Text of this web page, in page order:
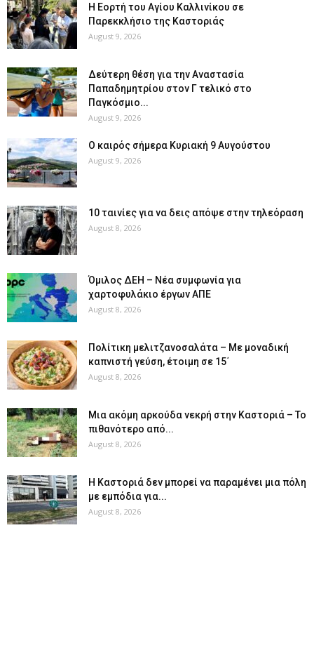
H Εορτή του Αγίου Καλλινίκου σε
Παρεκκλήσιο της Καστοριάς
August 9, 2026
Δεύτερη θέση για την Αναστασία
Παπαδημητρίου στον Γ τελικό στο
Παγκόσμιο...
August 9, 2026
Ο καιρός σήμερα Κυριακή 9 Αυγούστου
August 9, 2026
10 ταινίες για να δεις απόψε στην τηλεόραση
August 8, 2026
Όμιλος ΔΕΗ – Νέα συμφωνία για
χαρτοφυλάκιο έργων ΑΠΕ
August 8, 2026
Πολίτικη μελιτζανοσαλάτα – Με μοναδική
καπνιστή γεύση, έτοιμη σε 15΄
August 8, 2026
Μια ακόμη αρκούδα νεκρή στην Καστοριά – Το
πιθανότερο από...
August 8, 2026
Η Καστοριά δεν μπορεί να παραμένει μια πόλη
με εμπόδια για...
August 8, 2026